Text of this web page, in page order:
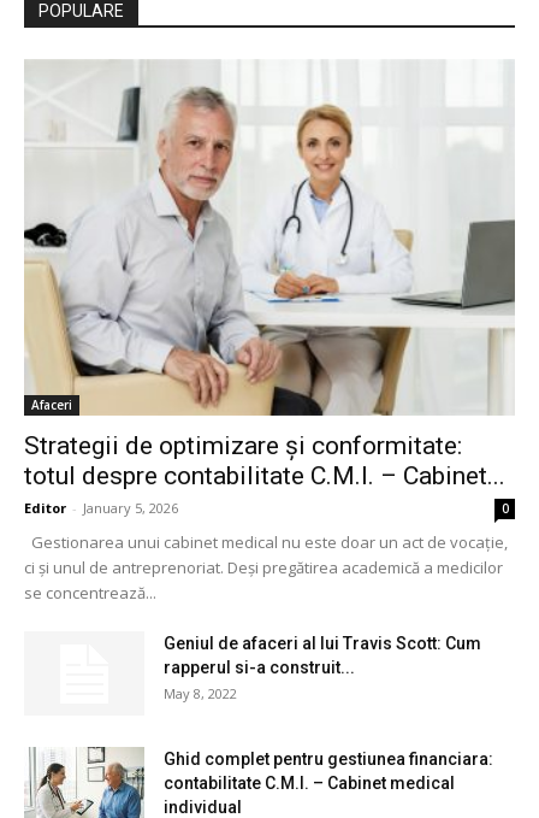
POPULARE
Afaceri
Strategii de optimizare și conformitate:
totul despre contabilitate C.M.I. – Cabinet...
Editor - January 5, 2026 0
Gestionarea unui cabinet medical nu este doar un act de vocație,
ci și unul de antreprenoriat. Deși pregătirea academică a medicilor
se concentrează...
Geniul de afaceri al lui Travis Scott: Cum
rapperul si-a construit...
May 8, 2022
Ghid complet pentru gestiunea financiara:
contabilitate C.M.I. – Cabinet medical
individual